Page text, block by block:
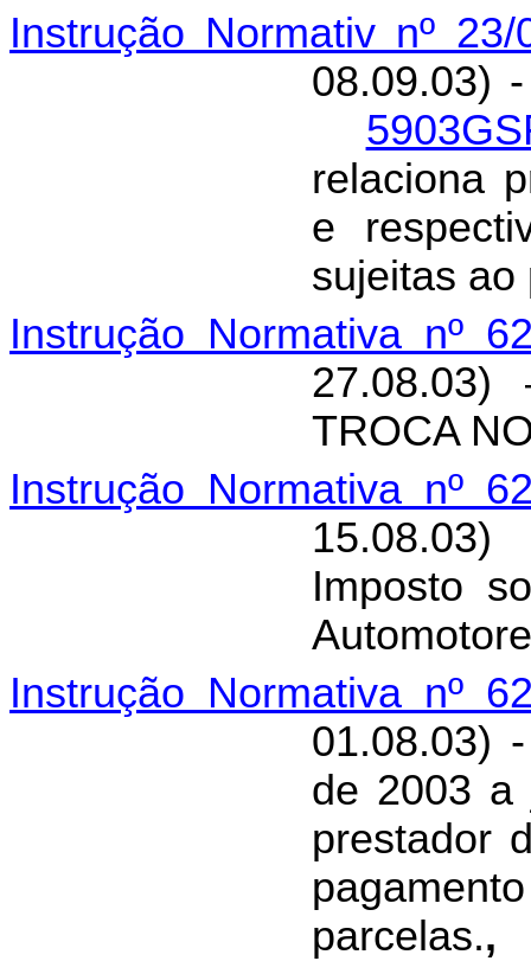
Instrução Normativ nº 23/
08.09.03)
relaciona
e
sujeitas ao
Instrução Normativa nº
TROCA
Instrução Normativa nº
Imposto
Instrução Normativa nº
01.08.03)
de 2003 a
prestador
parcelas.,